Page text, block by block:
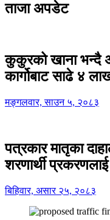
ताजा अपडेट
कुकुरको खाना भन्दै
कार्गोबाट साढे ४
मङ्गलवार, साउन ५, २०८३
पत्रकार मातृका
शरणार्थी
बिहिवार, असार २५, २०८३